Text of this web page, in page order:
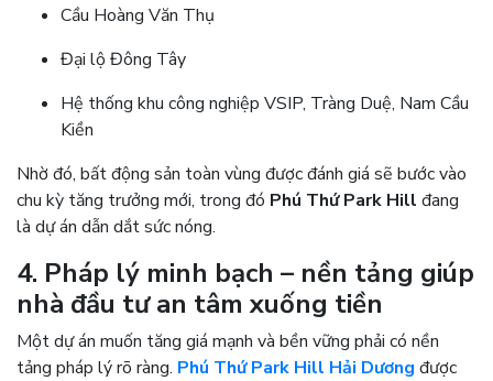
Cầu Hoàng Văn Thụ
Đại lộ Đông Tây
Hệ thống khu công nghiệp VSIP, Tràng Duệ, Nam Cầu
Kiền
Nhờ đó, bất động sản toàn vùng được đánh giá sẽ bước vào
chu kỳ tăng trưởng mới, trong đó Phú Thứ Park Hill đang
là dự án dẫn dắt sức nóng.
4. Pháp lý minh bạch – nền tảng giúp
nhà đầu tư an tâm xuống tiền
Một dự án muốn tăng giá mạnh và bền vững phải có nền
tảng pháp lý rõ ràng. Phú Thứ Park Hill Hải Dương được